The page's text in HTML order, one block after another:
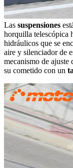
Las suspensiones
horquilla telescópica
hidráulicos que se
aire y silenciador de
mecanismo de ajuste
su cometido con un